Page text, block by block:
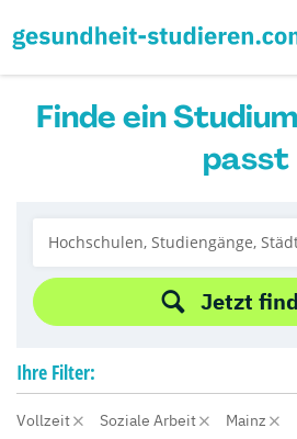
Finde ein
passt
Jetzt
Ihre Filter:
Vollzeit Soziale Arbeit Mainz